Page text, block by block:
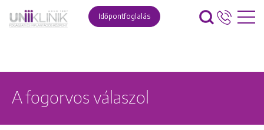
Időpontfoglalás
A fogorvos válaszol